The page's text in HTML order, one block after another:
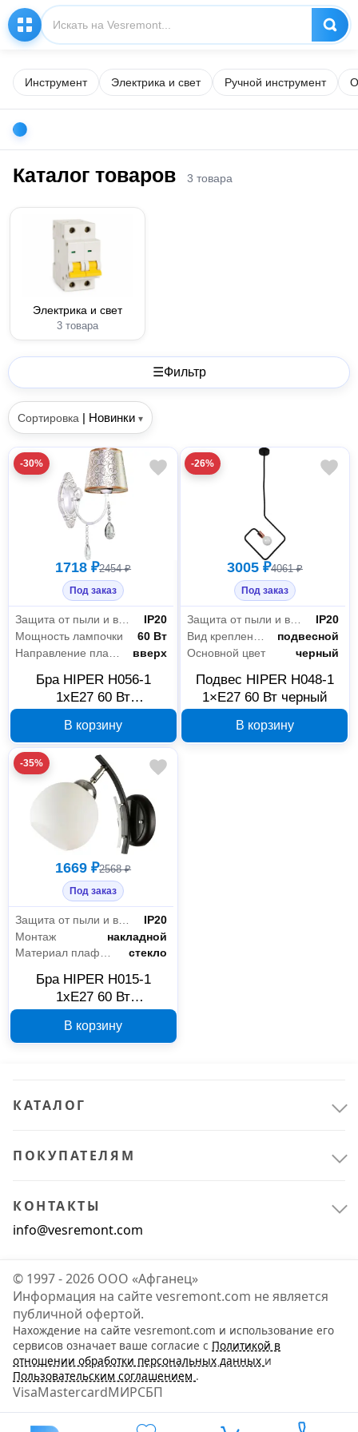
Инструмент Электрика и свет Ручной инструмент
Каталог товаров 3 товара
Электрика и свет
3 товара
☰Фильтр
Электрика и свет 3
Освещение
Светильники
Сортировка | Новинки ▾
-30%
1718 ₽2454 ₽
Под заказ
IP20
Мощность лампочки
60 Вт
вверх
Бра HIPER H056-1
1xE27 60 Вт
В корзину
-26%
3005 ₽4061 ₽
Под заказ
Защита от пыли и влаги
IP20
подвесной
Основной цвет
черный
Подвес HIPER H048-1
1×E27 60 Вт черный
В корзину
-35%
1669 ₽2568 ₽
Под заказ
IP20
Монтаж
накладной
Материал плафона
стекло
Бра HIPER H015-1
1xE27 60 Вт
В корзину
КАТАЛОГ
ПОКУПАТЕЛЯМ
КОНТАКТЫ
info@vesremont.com
© 1997 - 2026 ООО «Афганец»
Информация на сайте vesremont.com не является
публичной офертой.
Нахождение на сайте vesremont.com и использование его
сервисов означает ваше согласие с Политикой в
отношении обработки персональных данных и
Пользовательским соглашением .
VisaMastercardМИРСБП